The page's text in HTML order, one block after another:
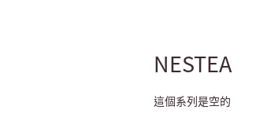
NESTEA
這個系列是空的